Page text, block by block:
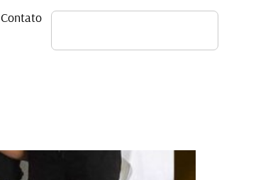
Contato